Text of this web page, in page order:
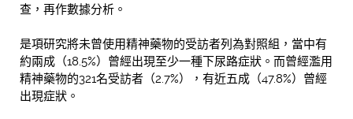
查，再作數據分析。
是項研究將未曾使用精神藥物的受訪者列為對照組，當中有
約兩成（18.5%）曾經出現至少一種下尿路症狀。而曾經濫用
精神藥物的321名受訪者（2.7%），有近五成（47.8%）曾經
出現症狀。